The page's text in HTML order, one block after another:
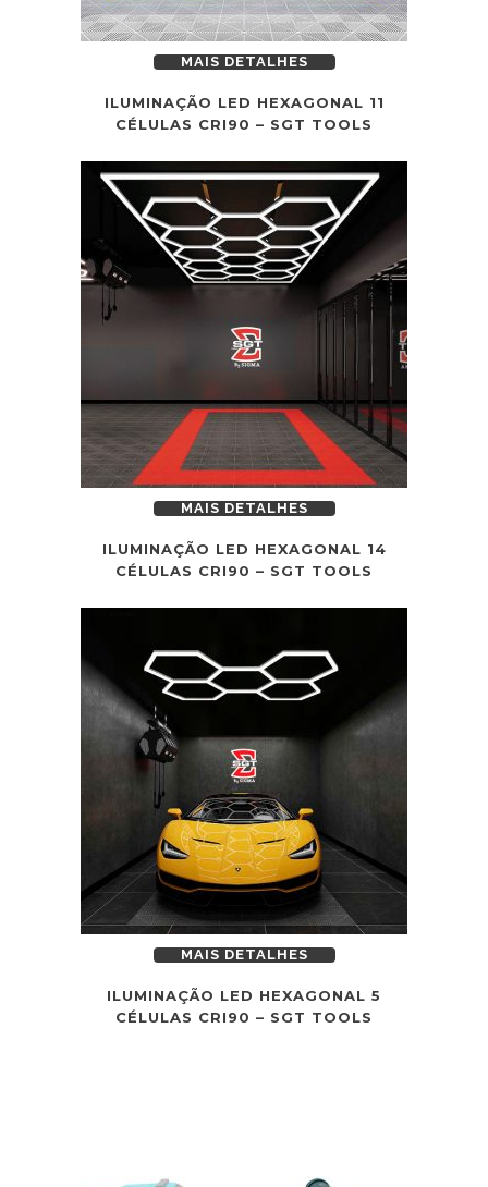
MAIS DETALHES
ILUMINAÇÃO LED HEXAGONAL 11
CÉLULAS CRI90 – SGT TOOLS
MAIS DETALHES
ILUMINAÇÃO LED HEXAGONAL 14
CÉLULAS CRI90 – SGT TOOLS
MAIS DETALHES
ILUMINAÇÃO LED HEXAGONAL 5
CÉLULAS CRI90 – SGT TOOLS